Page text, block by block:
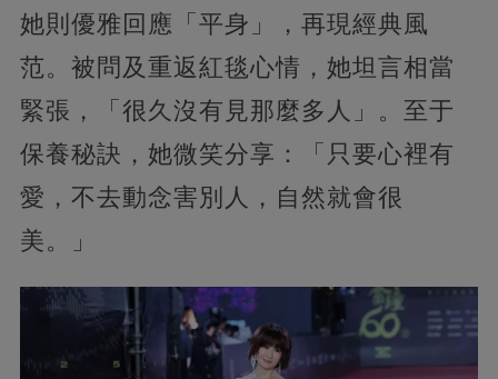
她則優雅回應「平身」，再現經典風
范。被問及重返紅毯心情，她坦言相當
緊張，「很久沒有見那麼多人」。至于
保養秘訣，她微笑分享：「只要心裡有
愛，不去動念害別人，自然就會很
美。」